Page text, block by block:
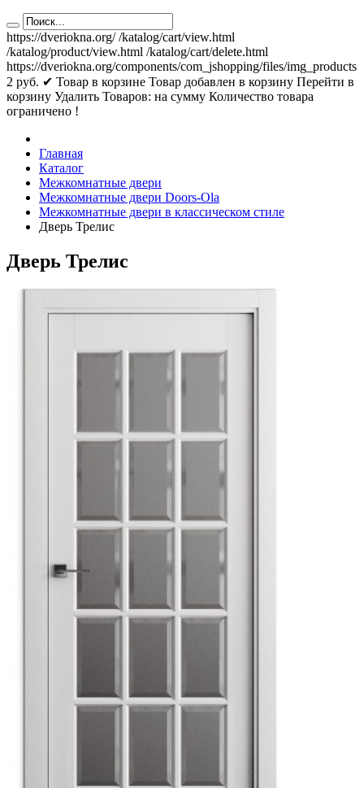
https://dveriokna.org/ /katalog/cart/view.html
/katalog/product/view.html /katalog/cart/delete.html
https://dveriokna.org/components/com_jshopping/files/img_products
2 руб. ✔ Товар в корзине Товар добавлен в корзину Перейти в
корзину Удалить Товаров: на сумму Количество товара
ограничено !
Главная
Каталог
Межкомнатные двери
Межкомнатные двери Doors-Ola
Межкомнатные двери в классическом стиле
Дверь Трелис
Дверь Трелис